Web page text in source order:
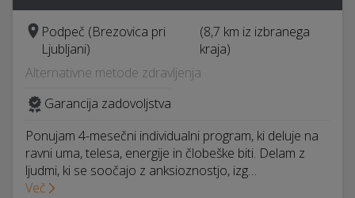
Podpeč (Brezovica pri
Ljubljani)
(8,7 km iz izbranega
kraja)
Alternativne metode zdravljenja
Garancija zadovoljstva
Ponujam 4-mesečni individualni program, ki deluje na
ravni uma, telesa, energije in člobeške biti. Delam z
ljudmi, ki se soočajo z anksioznostjo, izg…
Več